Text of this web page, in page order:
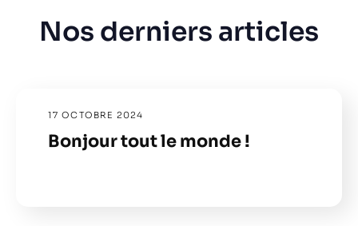
Nos derniers articles
17 OCTOBRE 2024
Bonjour tout le monde !